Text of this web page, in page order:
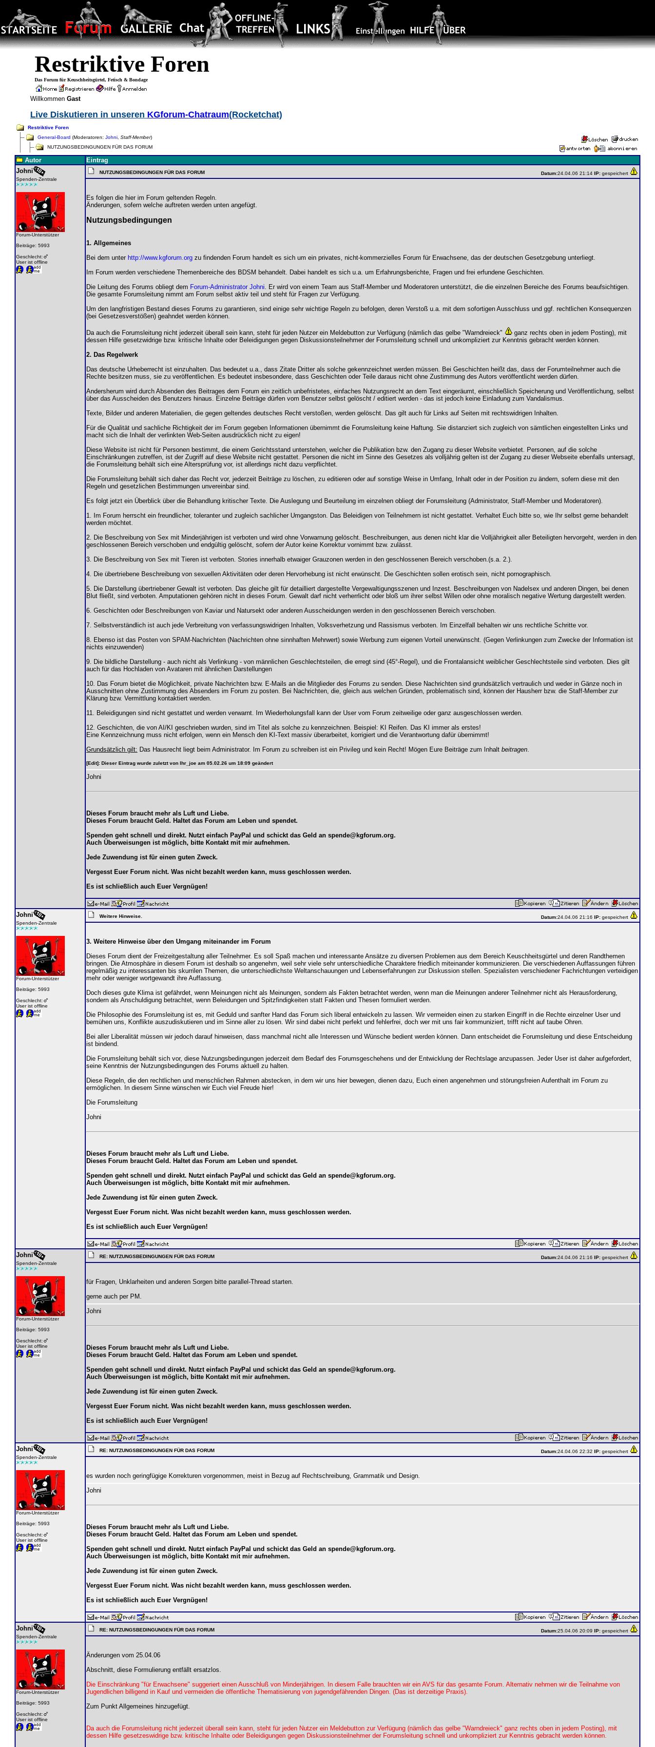
Restriktive Foren
Das Forum für Keuschheitsgürtel, Fetisch & Bondage
Willkommen Gast
Live Diskutieren in unseren KGforum-Chatraum(Rocketchat)
Restriktive Foren
General-Board (Moderatoren: Johni Staff-Member)
NUTZUNGSBEDINGUNGEN FÜR DAS FORUM
Autor
Eintrag
Johni
Spenden-Zentrale
Forum-Unterstützer
Beiträge: 5993
Geschlecht:
User ist offline
NUTZUNGSBEDINGUNGEN FÜR DAS FORUM Datum:24.04.06 21:14 IP: gespeichert
Es folgen die hier im Forum geltenden Regeln.
Änderungen, sofern welche auftreten werden unten angefügt.
Nutzungsbedingungen
1. Allgemeines
Bei dem unter http://www.kgforum.org zu findenden Forum handelt es sich um ein privates, nicht-kommerzielles Forum für Erwachsene, das der deutschen Gesetzgebung unterliegt.
Im Forum werden verschiedene Themenbereiche des BDSM behandelt. Dabei handelt es sich u.a. um Erfahrungsberichte, Fragen und frei erfundene Geschichten.
Die Leitung des Forums obliegt dem Forum-Administrator Johni. Er wird von einem Team aus Staff-Member und Moderatoren unterstützt, die die einzelnen Bereiche des Forums beaufsichtigen.
Die gesamte Forumsleitung nimmt am Forum selbst aktiv teil und steht für Fragen zur Verfügung.
Um den langfristigen Bestand dieses Forums zu garantieren, sind einige sehr wichtige Regeln zu befolgen, deren Verstoß u.a. mit dem sofortigen Ausschluss und ggf. rechtlichen Konsequenzen
(bei Gesetzesverstößen) geahndet werden können.
Da auch die Forumsleitung nicht jederzeit überall sein kann, steht für jeden Nutzer ein Meldebutton zur Verfügung (nämlich das gelbe "Warndreieck"
ganz rechts oben in jedem Posting), mit
dessen Hilfe gesetzwidrige bzw. kritische Inhalte oder Beleidigungen gegen Diskussionsteilnehmer der Forumsleitung schnell und unkompliziert zur Kenntnis gebracht werden können.
2. Das Regelwerk
Das deutsche Urheberrecht ist einzuhalten. Das bedeutet u.a., dass Zitate Dritter als solche gekennzeichnet werden müssen. Bei Geschichten heißt das, dass der Forumteilnehmer auch die
Rechte besitzen muss, sie zu veröffentlichen. Es bedeutet insbesondere, dass Geschichten oder Teile daraus nicht ohne Zustimmung des Autors veröffentlicht werden dürfen.
Andersherum wird durch Absenden des Beitrages dem Forum ein zeitlich unbefristetes, einfaches Nutzungsrecht an dem Text eingeräumt, einschließlich Speicherung und Veröffentlichung, selbst
über das Ausscheiden des Benutzers hinaus. Einzelne Beiträge dürfen vom Benutzer selbst gelöscht / editiert werden - das ist jedoch keine Einladung zum Vandalismus.
Texte, Bilder und anderen Materialien, die gegen geltendes deutsches Recht verstoßen, werden gelöscht. Das gilt auch für Links auf Seiten mit rechtswidrigen Inhalten.
Für die Qualität und sachliche Richtigkeit der im Forum gegeben Informationen übernimmt die Forumsleitung keine Haftung. Sie distanziert sich zugleich von sämtlichen eingestellten Links und
macht sich die Inhalt der verlinkten Web-Seiten ausdrücklich nicht zu eigen!
Diese Website ist nicht für Personen bestimmt, die einem Gerichtsstand unterstehen, welcher die Publikation bzw. den Zugang zu dieser Website verbietet. Personen, auf die solche
Einschränkungen zutreffen, ist der Zugriff auf diese Website nicht gestattet. Personen die nicht im Sinne des Gesetzes als volljährig gelten ist der Zugang zu dieser Webseite ebenfalls untersagt,
die Forumsleitung behält sich eine Altersprüfung vor, ist allerdings nicht dazu verpflichtet.
Die Forumsleitung behält sich daher das Recht vor, jederzeit Beiträge zu löschen, zu editieren oder auf sonstige Weise in Umfang, Inhalt oder in der Position zu ändern, sofern diese mit den
Regeln und gesetzlichen Bestimmungen unvereinbar sind.
Es folgt jetzt ein Überblick über die Behandlung kritischer Texte. Die Auslegung und Beurteilung im einzelnen obliegt der Forumsleitung (Administrator, Staff-Member und Moderatoren).
1. Im Forum herrscht ein freundlicher, toleranter und zugleich sachlicher Umgangston. Das Beleidigen von Teilnehmern ist nicht gestattet. Verhaltet Euch bitte so, wie Ihr selbst gerne behandelt
werden möchtet.
2. Die Beschreibung von Sex mit Minderjährigen ist verboten und wird ohne Vorwarnung gelöscht. Beschreibungen, aus denen nicht klar die Volljährigkeit aller Beteiligten hervorgeht, werden in den
geschlossenen Bereich verschoben und endgültig gelöscht, sofern der Autor keine Korrektur vornimmt bzw. zulässt.
3. Die Beschreibung von Sex mit Tieren ist verboten. Stories innerhalb etwaiger Grauzonen werden in den geschlossenen Bereich verschoben.(s.a. 2.).
4. Die übertriebene Beschreibung von sexuellen Aktivitäten oder deren Hervorhebung ist nicht erwünscht. Die Geschichten sollen erotisch sein, nicht pornographisch.
5. Die Darstellung übertriebener Gewalt ist verboten. Das gleiche gilt für detailliert dargestellte Vergewaltigungsszenen und Inzest. Beschreibungen von Nadelsex und anderen Dingen, bei denen
Blut fließt, sind verboten. Amputationen gehören nicht in dieses Forum. Gewalt darf nicht verherrlicht oder bloß um ihrer selbst Willen oder ohne moralisch negative Wertung dargestellt werden.
6. Geschichten oder Beschreibungen von Kaviar und Natursekt oder anderen Ausscheidungen werden in den geschlossenen Bereich verschoben.
7. Selbstverständlich ist auch jede Verbreitung von verfassungswidrigen Inhalten, Volksverhetzung und Rassismus verboten. Im Einzelfall behalten wir uns rechtliche Schritte vor.
8. Ebenso ist das Posten von SPAM-Nachrichten (Nachrichten ohne sinnhaften Mehrwert) sowie Werbung zum eigenen Vorteil unerwünscht. (Gegen Verlinkungen zum Zwecke der Information ist
nichts einzuwenden)
9. Die bildliche Darstellung - auch nicht als Verlinkung - von männlichen Geschlechtsteilen, die erregt sind (45°-Regel), und die Frontalansicht weiblicher Geschlechtsteile sind verboten. Dies gilt
auch für das Hochladen von Avataren mit ähnlichen Darstellungen
10. Das Forum bietet die Möglichkeit, private Nachrichten bzw. E-Mails an die Mitglieder des Forums zu senden. Diese Nachrichten sind grundsätzlich vertraulich und weder in Gänze noch in
Ausschnitten ohne Zustimmung des Absenders im Forum zu posten. Bei Nachrichten, die, gleich aus welchen Gründen, problematisch sind, können der Hausherr bzw. die Staff-Member zur
Klärung bzw. Vermittlung kontaktiert werden.
11. Beleidigungen sind nicht gestattet und werden verwarnt. Im Wiederholungsfall kann der User vom Forum zeitweilige oder ganz ausgeschlossen werden.
12. Geschichten, die von AI/KI geschrieben wurden, sind im Titel als solche zu kennzeichnen. Beispiel: KI Reifen. Das KI immer als erstes!
Eine Kennzeichnung muss nicht erfolgen, wenn ein Mensch den KI-Text massiv überarbeitet, korrigiert und die Verantwortung dafür übernimmt!
Grundsätzlich gilt: Das Hausrecht liegt beim Administrator. Im Forum zu schreiben ist ein Privileg und kein Recht! Mögen Eure Beiträge zum Inhalt beitragen.
[Edit]: Dieser Eintrag wurde zuletzt von Ihr_joe am 05.02.26 um 18:09 geändert
Johni
Dieses Forum braucht mehr als Luft und Liebe.
Dieses Forum braucht Geld. Haltet das Forum am Leben und spendet.
Spenden geht schnell und direkt. Nutzt einfach PayPal und schickt das Geld an spende@kgforum.org.
Auch Überweisungen ist möglich, bitte Kontakt mit mir aufnehmen.
Jede Zuwendung ist für einen guten Zweck.
Vergesst Euer Forum nicht. Was nicht bezahlt werden kann, muss geschlossen werden.
Es ist schließlich auch Euer Vergnügen!
Johni
Spenden-Zentrale
Forum-Unterstützer
Beiträge: 5993
Geschlecht:
User ist offline
Weitere Hinweise. Datum:24.04.06 21:16 IP: gespeichert
3. Weitere Hinweise über den Umgang miteinander im Forum
Dieses Forum dient der Freizeitgestaltung aller Teilnehmer. Es soll Spaß machen und interessante Ansätze zu diversen Problemen aus dem Bereich Keuschheitsgürtel und deren Randthemen
bringen. Die Atmosphäre in diesem Forum ist deshalb so angenehm, weil sehr viele sehr unterschiedliche Charaktere friedlich miteinander kommunizieren. Die verschiedenen Auffassungen führen
regelmäßig zu interessanten bis skurrilen Themen, die unterschiedlichste Weltanschauungen und Lebenserfahrungen zur Diskussion stellen. Spezialisten verschiedener Fachrichtungen verteidigen
mehr oder weniger wortgewandt ihre Auffassung.
Doch dieses gute Klima ist gefährdet, wenn Meinungen nicht als Meinungen, sondern als Fakten betrachtet werden, wenn man die Meinungen anderer Teilnehmer nicht als Herausforderung,
sondern als Anschuldigung betrachtet, wenn Beleidungen und Spitzfindigkeiten statt Fakten und Thesen formuliert werden.
Die Philosophie des Forumsleitung ist es, mit Geduld und sanfter Hand das Forum sich liberal entwickeln zu lassen. Wir vermeiden einen zu starken Eingriff in die Rechte einzelner User und
bemühen uns, Konflikte auszudiskutieren und im Sinne aller zu lösen. Wir sind dabei nicht perfekt und fehlerfrei, doch wer mit uns fair kommuniziert, trifft nicht auf taube Ohren.
Bei aller Liberalität müssen wir jedoch darauf hinweisen, dass manchmal nicht alle Interessen und Wünsche bedient werden können. Dann entscheidet die Forumsleitung und diese Entscheidung
ist bindend.
Die Forumsleitung behält sich vor, diese Nutzungsbedingungen jederzeit dem Bedarf des Forumsgeschehens und der Entwicklung der Rechtslage anzupassen. Jeder User ist daher aufgefordert,
seine Kenntnis der Nutzungsbedingungen des Forums aktuell zu halten.
Diese Regeln, die den rechtlichen und menschlichen Rahmen abstecken, in dem wir uns hier bewegen, dienen dazu, Euch einen angenehmen und störungsfreien Aufenthalt im Forum zu
ermöglichen. In diesem Sinne wünschen wir Euch viel Freude hier!
Die Forumsleitung
Johni
Dieses Forum braucht mehr als Luft und Liebe.
Dieses Forum braucht Geld. Haltet das Forum am Leben und spendet.
Spenden geht schnell und direkt. Nutzt einfach PayPal und schickt das Geld an spende@kgforum.org.
Auch Überweisungen ist möglich, bitte Kontakt mit mir aufnehmen.
Jede Zuwendung ist für einen guten Zweck.
Vergesst Euer Forum nicht. Was nicht bezahlt werden kann, muss geschlossen werden.
Es ist schließlich auch Euer Vergnügen!
Johni
Spenden-Zentrale
Forum-Unterstützer
Beiträge: 5993
Geschlecht:
User ist offline
RE: NUTZUNGSBEDINGUNGEN FÜR DAS FORUM Datum:24.04.06 21:16 IP: gespeichert
für Fragen, Unklarheiten und anderen Sorgen bitte parallel-Thread starten.
gerne auch per PM.
Johni
Dieses Forum braucht mehr als Luft und Liebe.
Dieses Forum braucht Geld. Haltet das Forum am Leben und spendet.
Spenden geht schnell und direkt. Nutzt einfach PayPal und schickt das Geld an spende@kgforum.org.
Auch Überweisungen ist möglich, bitte Kontakt mit mir aufnehmen.
Jede Zuwendung ist für einen guten Zweck.
Vergesst Euer Forum nicht. Was nicht bezahlt werden kann, muss geschlossen werden.
Es ist schließlich auch Euer Vergnügen!
Johni
Spenden-Zentrale
Forum-Unterstützer
Beiträge: 5993
Geschlecht:
User ist offline
RE: NUTZUNGSBEDINGUNGEN FÜR DAS FORUM Datum:24.04.06 22:32 IP: gespeichert
es wurden noch geringfügige Korrekturen vorgenommen, meist in Bezug auf Rechtschreibung, Grammatik und Design.
Johni
Dieses Forum braucht mehr als Luft und Liebe.
Dieses Forum braucht Geld. Haltet das Forum am Leben und spendet.
Spenden geht schnell und direkt. Nutzt einfach PayPal und schickt das Geld an spende@kgforum.org.
Auch Überweisungen ist möglich, bitte Kontakt mit mir aufnehmen.
Jede Zuwendung ist für einen guten Zweck.
Vergesst Euer Forum nicht. Was nicht bezahlt werden kann, muss geschlossen werden.
Es ist schließlich auch Euer Vergnügen!
Johni
Spenden-Zentrale
Forum-Unterstützer
Beiträge: 5993
Geschlecht:
User ist offline
RE: NUTZUNGSBEDINGUNGEN FÜR DAS FORUM Datum:25.04.06 20:09 IP: gespeichert
Änderungen vom 25.04.06
Abschnitt, diese Formulierung entfällt ersatzlos.
Die Einschränkung "für Erwachsene" suggeriert einen Ausschluß von Minderjährigen. In diesem Falle brauchten wir ein AVS für das gesamte Forum. Alternativ nehmen wir die Teilnahme von
Jugendlichen billigend in Kauf und vermeiden die öffentliche Thematisierung von jugendgefährenden Dingen. (Das ist derzeitige Praxis).
Zum Punkt Allgemeines hinzugefügt.
Da auch die Forumsleitung nicht jederzeit überall sein kann, steht für jeden Nutzer ein Meldebutton zur Verfügung (nämlich das gelbe "Warndreieck" ganz rechts oben in jedem Posting), mit
dessen Hilfe gesetzeswidrige bzw. kritische Inhalte oder Beleidigungen gegen Diskussionsteilnehmer der Forumsleitung schnell und unkompliziert zur Kenntnis gebracht werden können.